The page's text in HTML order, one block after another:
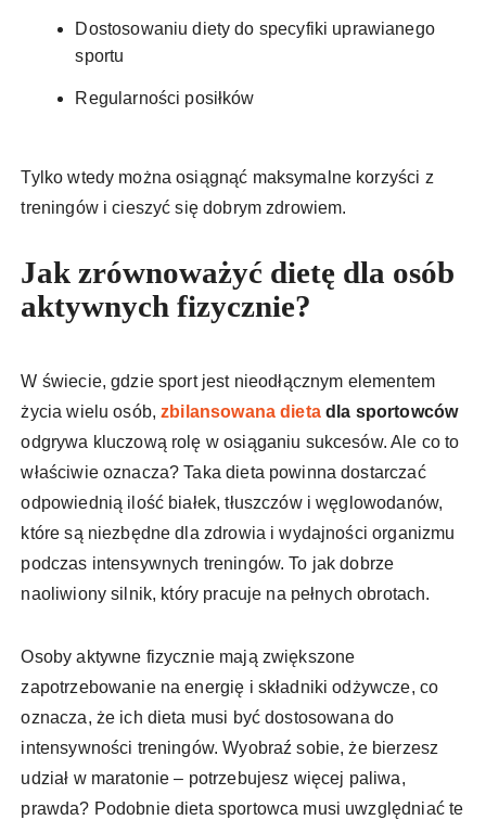
Dostosowaniu diety do specyfiki uprawianego
sportu
Regularności posiłków
Tylko wtedy można osiągnąć maksymalne korzyści z
treningów i cieszyć się dobrym zdrowiem.
Jak zrównoważyć dietę dla osób
aktywnych fizycznie?
W świecie, gdzie sport jest nieodłącznym elementem
życia wielu osób,zbilansowana dietadla sportowców
odgrywa kluczową rolę w osiąganiu sukcesów. Ale co to
właściwie oznacza? Taka dieta powinna dostarczać
odpowiednią ilość białek, tłuszczów i węglowodanów,
które są niezbędne dla zdrowia i wydajności organizmu
podczas intensywnych treningów. To jak dobrze
naoliwiony silnik, który pracuje na pełnych obrotach.
Osoby aktywne fizycznie mają zwiększone
zapotrzebowanie na energię i składniki odżywcze, co
oznacza, że ich dieta musi być dostosowana do
intensywności treningów. Wyobraź sobie, że bierzesz
udział w maratonie – potrzebujesz więcej paliwa,
prawda? Podobnie dieta sportowca musi uwzględniać te